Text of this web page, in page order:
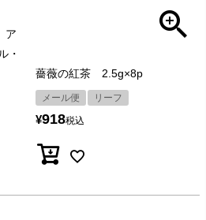
ア
・
薔薇の紅茶 2.5g×8p
メール便 リーフ
¥918税込